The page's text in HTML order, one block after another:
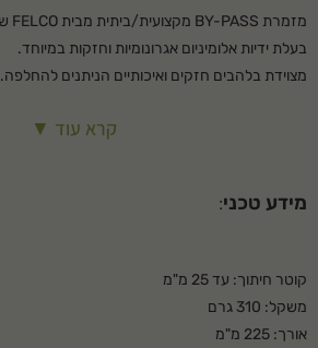
מזמרת BY-PASS מקצועית/ביתית מבית FELCO שווייץ.
בעלת ידיות אלומיניום אגרונומיות וחזקות במיוחד.
מצוידת בלהבים חזקים ואיכותיים הניתנים להחלפה.
קרא עוד ▼
מידע טכני:
קוטר חיתוך: עד 25 מ"מ
משקל: 310 גרם
אורך: 225 מ"מ